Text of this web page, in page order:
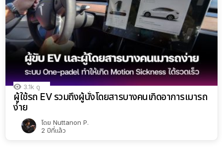
3.1k ดู
ผู้ใช้รถ EV รวมถึงผู้นั่งโดยสารบางคนเกิดอาการเมารถ
ง่าย
โดย Nuttanon P.
2 ปีที่แล้ว